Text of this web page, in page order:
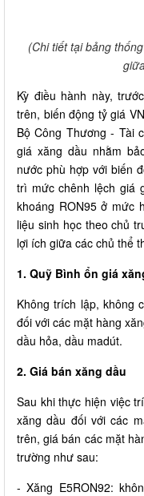
(Chi tiết tại bảng
Kỳ điều hành này,
trên, biến động tỷ giá
Bộ Công Thương - Tài
giá xăng dầu nhằm
nước phù hợp với biến
trì mức chênh lệch giá
khoáng RON95 ở mức
liệu sinh học theo chủ
lợi ích giữa các chủ thể
1. Quỹ Bình ổn giá
Không trích lập, không
đối với các mặt hàng
dầu hỏa, dầu madút.
2. Giá bán xăng dầu
Sau khi thực hiện việc
xăng dầu đối với các
trên, giá bán các mặt
trường như sau:
- Xăng E5RON92: